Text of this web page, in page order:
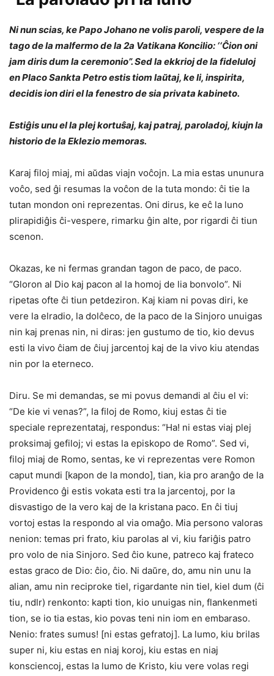
Ni nun scias, ke Papo Johano ne volis paroli, vespere de la
tago de la malfermo de la 2a Vatikana Koncilio: ‘‘Ĉion oni
jam diris dum la ceremonio”. Sed la ekkrioj de la fideluloj
en Placo Sankta Petro estis tiom laŭtaj, ke li, inspirita,
decidis ion diri el la fenestro de sia privata kabineto.
Estiĝis unu el la plej kortuŝaj, kaj patraj, paroladoj, kiujn la
historio de la Eklezio memoras.
Karaj filoj miaj, mi aŭdas viajn voĉojn. La mia estas ununura
voĉo, sed ĝi resumas la voĉon de la tuta mondo: ĉi tie la
tutan mondon oni reprezentas. Oni dirus, ke eĉ la luno
plirapidiĝis ĉi-vespere, rimarku ĝin alte, por rigardi ĉi tiun
scenon.
Okazas, ke ni fermas grandan tagon de paco, de paco.
“Gloron al Dio kaj pacon al la homoj de lia bonvolo”. Ni
ripetas ofte ĉi tiun petdeziron. Kaj kiam ni povas diri, ke
vere la elradio, la dolĉeco, de la paco de la Sinjoro unuigas
nin kaj prenas nin, ni diras: jen gustumo de tio, kio devus
esti la vivo ĉiam de ĉiuj jarcentoj kaj de la vivo kiu atendas
nin por la eterneco.
Diru. Se mi demandas, se mi povus demandi al ĉiu el vi:
“De kie vi venas?”, la filoj de Romo, kiuj estas ĉi tie
speciale reprezentataj, respondus: “Ha! ni estas viaj plej
proksimaj gefiloj; vi estas la episkopo de Romo”. Sed vi,
filoj miaj de Romo, sentas, ke vi reprezentas vere Romon
caput mundi [kapon de la mondo], tian, kia pro aranĝo de la
Providenco ĝi estis vokata esti tra la jarcentoj, por la
disvastigo de la vero kaj de la kristana paco. En ĉi tiuj
vortoj estas la respondo al via omaĝo. Mia persono valoras
nenion: temas pri frato, kiu parolas al vi, kiu fariĝis patro
pro volo de nia Sinjoro. Sed ĉio kune, patreco kaj frateco
estas graco de Dio: ĉio, ĉio. Ni daŭre, do, amu nin unu la
alian, amu nin reciproke tiel, rigardante nin tiel, kiel dum (ĉi
tiu, ndlr) renkonto: kapti tion, kio unuigas nin, flankenmeti
tion, se io tia estas, kio povas teni nin iom en embaraso.
Nenio: frates sumus! [ni estas gefratoj]. La lumo, kiu brilas
super ni, kiu estas en niaj koroj, kiu estas en niaj
konsciencoj, estas la lumo de Kristo, kiu vere volas regi